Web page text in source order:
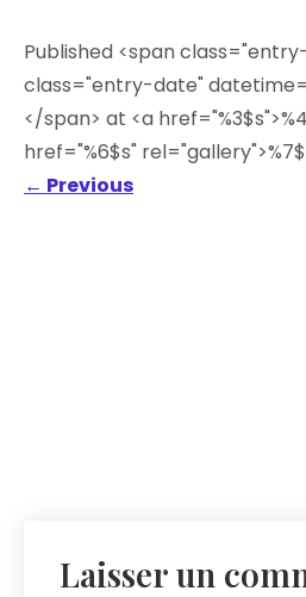
Published <span
class="entry-date"
</span> at <a
href="%6$s"
← Previous
Laisser un